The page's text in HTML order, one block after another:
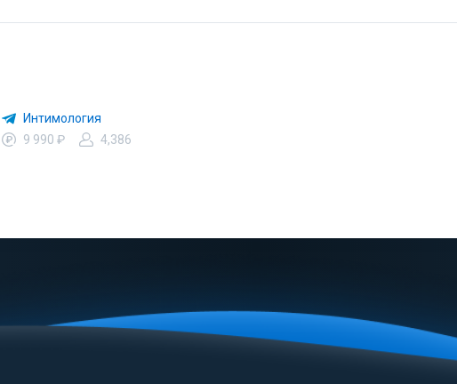
Интимология
9 990 ₽
4,386